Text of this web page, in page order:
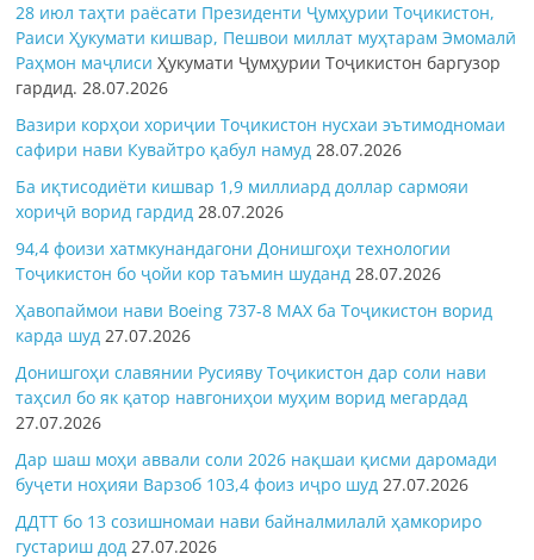
28 июл таҳти раёсати Президенти Ҷумҳурии Тоҷикистон,
Раиси Ҳукумати кишвар, Пешвои миллат муҳтарам Эмомалӣ
Раҳмон маҷлисиҲукумати Ҷумҳурии Тоҷикистон баргузор
гардид.28.07.2026
Вазири корҳои хориҷии Тоҷикистон нусхаи эътимодномаи
сафири нави Кувайтро қабул намуд 28.07.2026
Ба иқтисодиёти кишвар 1,9 миллиард доллар сармояи
хориҷӣ ворид гардид 28.07.2026
94,4 фоизи хатмкунандагони Донишгоҳи технологии
Тоҷикистон бо ҷойи кор таъмин шуданд 28.07.2026
Ҳавопаймои нави Boeing 737-8 MAX ба Тоҷикистон ворид
карда шуд 27.07.2026
Донишгоҳи славянии Русияву Тоҷикистон дар соли нави
таҳсил бо як қатор навгониҳои муҳим ворид мегардад
27.07.2026
Дар шаш моҳи аввали соли 2026 нақшаи қисми даромади
буҷети ноҳияи Варзоб 103,4 фоиз иҷро шуд 27.07.2026
ДДТТ бо 13 созишномаи нави байналмилалӣ ҳамкориро
густариш дод 27.07.2026